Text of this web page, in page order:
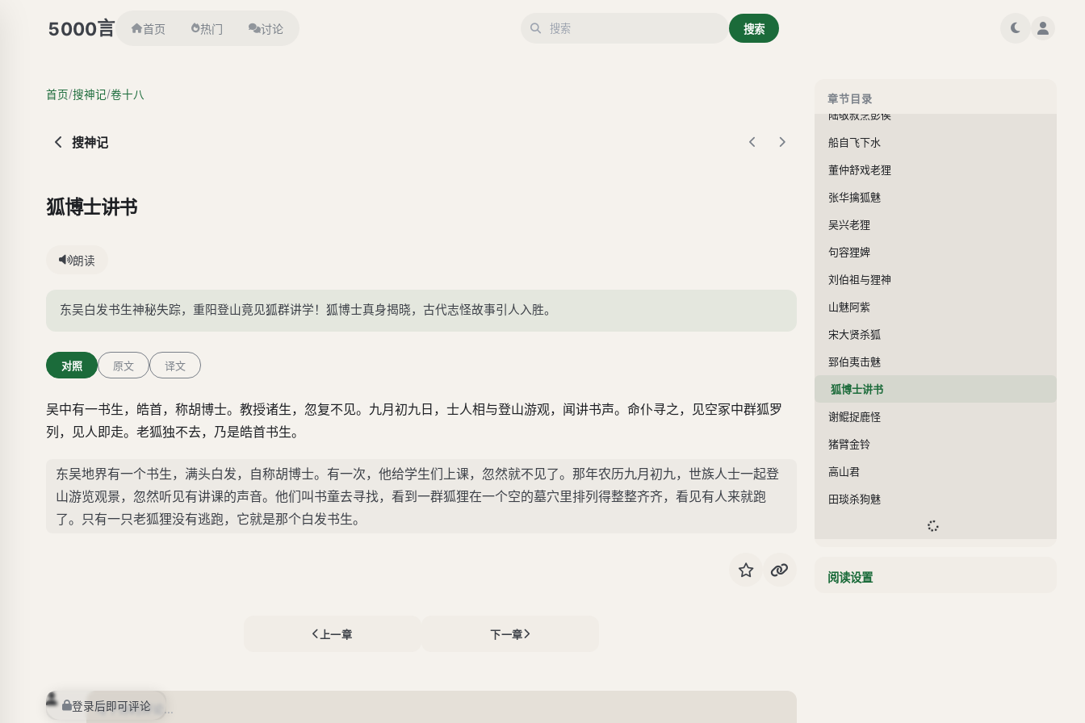
5000言 首页 热门 讨论 搜索
首页/搜神记/卷十八
搜神记
狐博士讲书
朗读
东吴白发书生神秘失踪，重阳登山竟见狐群讲学！狐博士真身揭晓，古代志怪故事引人入胜。
对照 原文 译文
吴中有一书生，皓首，称胡博士。教授诸生，忽复不见。九月初九日，士人相与登山游观，闻讲书声。命仆寻之，见空冢中群狐罗
列，见人即走。老狐独不去，乃是皓首书生。
东吴地界有一个书生，满头白发，自称胡博士。有一次，他给学生们上课，忽然就不见了。那年农历九月初九，世族人士一起登
山游览观景，忽然听见有讲课的声音。他们叫书童去寻找，看到一群狐狸在一个空的墓穴里排列得整整齐齐，看见有人来就跑
了。只有一只老狐狸没有逃跑，它就是那个白发书生。
上一章 下一章
登录后即可评论
章节目录
陆敬叔烹彭侯
船自飞下水
董仲舒戏老狸
张华擒狐魅
吴兴老狸
句容狸婢
刘伯祖与狸神
山魅阿紫
宋大贤杀狐
郅伯夷击魅
狐博士讲书
谢鲲捉鹿怪
猪臂金铃
高山君
田琰杀狗魅
卷二十
阅读设置